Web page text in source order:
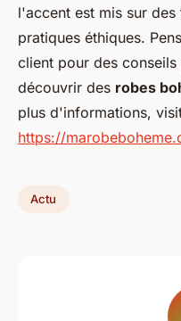
l'accent est mis sur
pratiques éthiques.
client pour des
découvrir des robes
plus d'informations,
https://
Actu